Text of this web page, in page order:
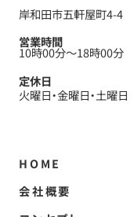
岸和田市五軒屋町4-4
営業時間
10時00分〜18時00分
定休日
火曜日 金曜日 土曜日
HOME
会社概要